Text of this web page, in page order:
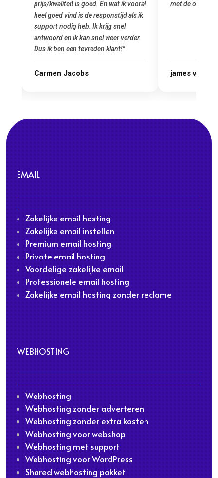
met de overstap!"
james van oranje
EMAIL
Zakelijke email hosting
Zakelijke email instellen
Premium email hosting
Private email hosting
Voordelige zakelijke email
Professionele email hosting
Zakelijke email hosting zonder reclame
WEBHOSTING
Webhosting
Webhosting zonder adverteren
Webhosting zonder extra kosten
Webhosting voor webshop
Webhosting met support
Webhosting voor WordPress
Shared webhosting pakket